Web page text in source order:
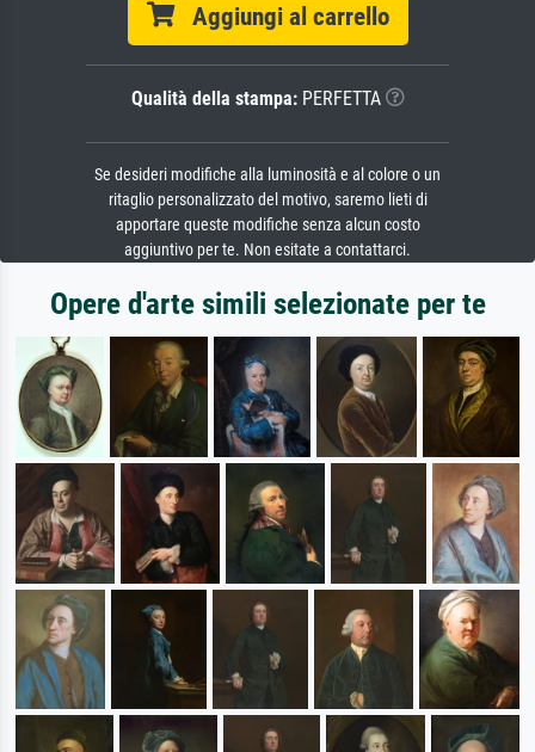
Aggiungi al carrello
Qualità della stampa:PERFETTA
Se desideri modifiche alla luminosità e al colore o un
ritaglio personalizzato del motivo, saremo lieti di
apportare queste modifiche senza alcun costo
aggiuntivo per te. Non esitate a contattarci.
Opere d'arte simili selezionate per te